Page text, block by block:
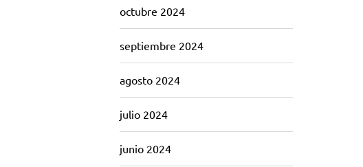
octubre 2024
septiembre 2024
agosto 2024
julio 2024
junio 2024